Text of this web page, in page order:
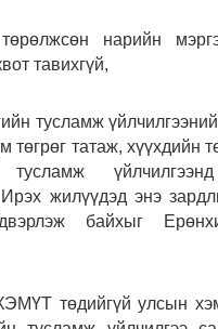
нарийн
тавихгүй,
тусламж
төгрөг татаж, хүүхдийн
тусламж
жилүүдэд энэ
байхыг
төдийгүй улсын